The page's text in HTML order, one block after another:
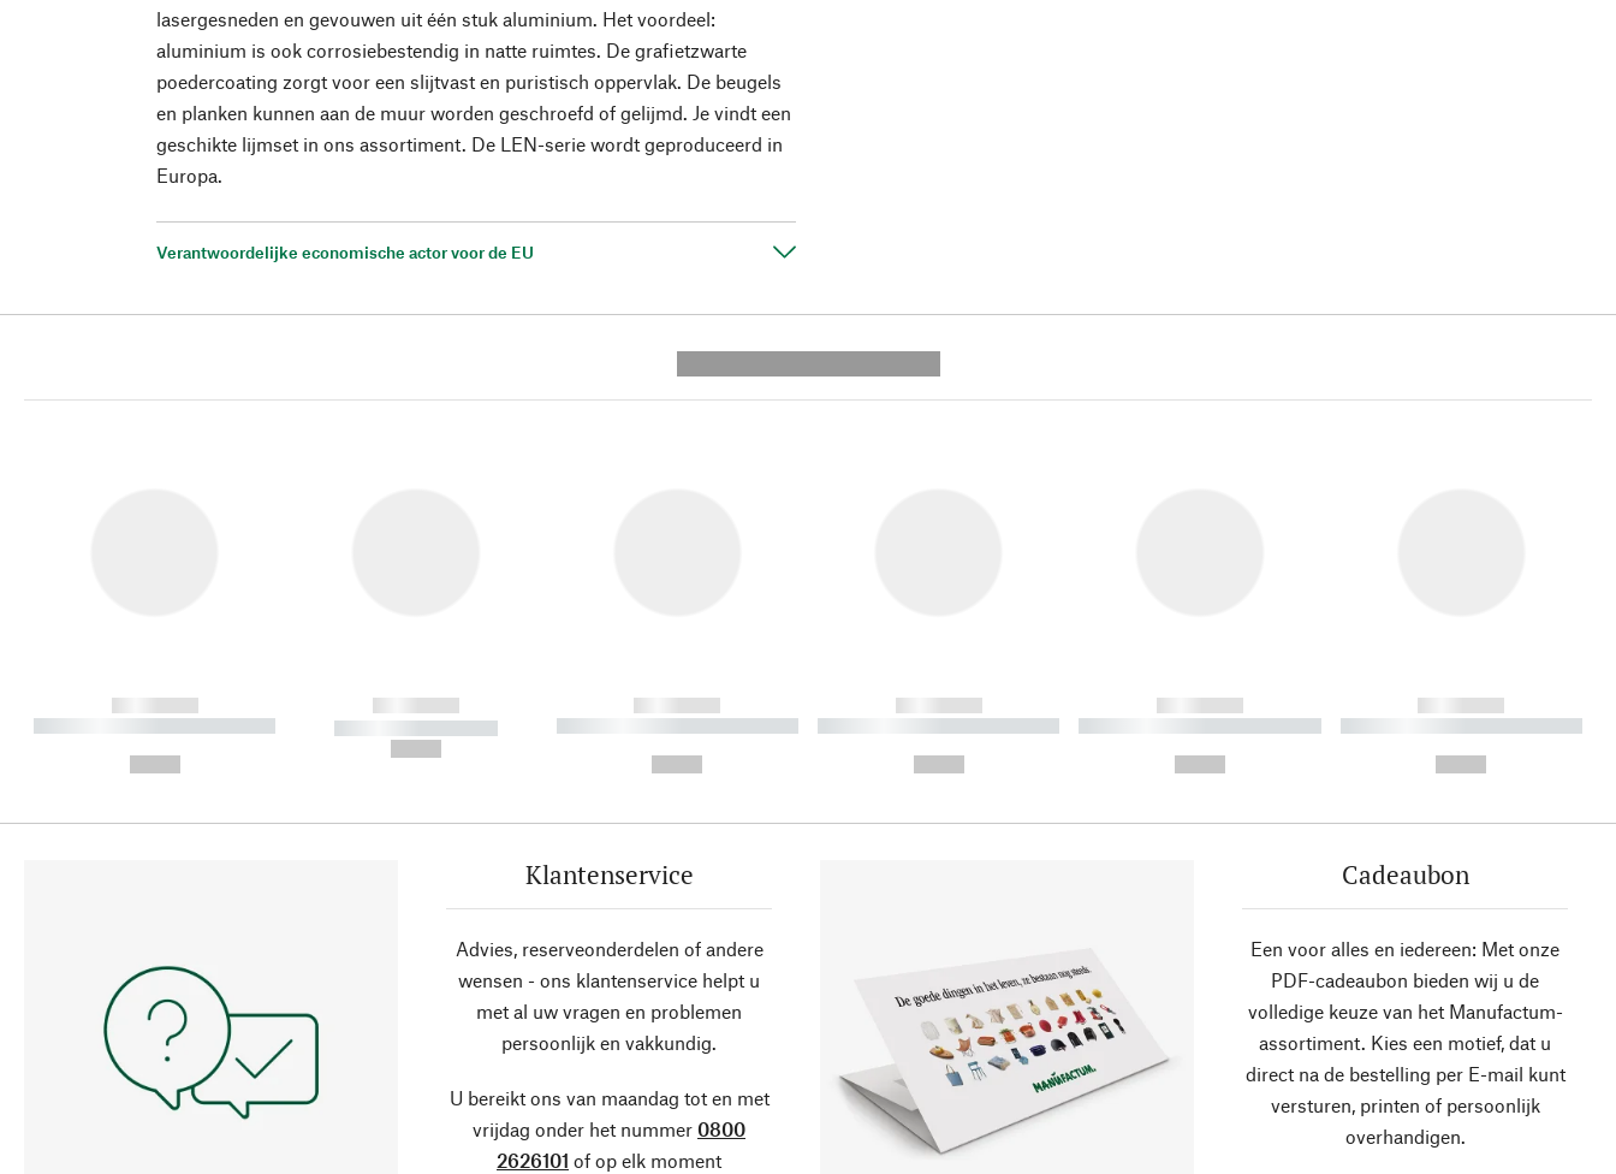
lasergesneden en gevouwen uit één stuk aluminium. Het voordeel:
aluminium is ook corrosiebestendig in natte ruimtes. De grafietzwarte
poedercoating zorgt voor een slijtvast en puristisch oppervlak. De beugels
en planken kunnen aan de muur worden geschroefd of gelijmd. Je vindt een
geschikte lijmset in ons assortiment. De LEN-serie wordt geproduceerd in
Europa.
Verantwoordelijke economische actor voor de EU
------------
----------- ----------- ----------
------------
----------- -----------
------------
----------- ----------- ----------
------------
----------- ----------- ----------
------------
----------- ----------- ----------
------------
----------- ----------- ----------
Klantenservice
Advies, reserveonderdelen of andere
wensen - ons klantenservice helpt u
met al uw vragen en problemen
persoonlijk en vakkundig.
U bereikt ons van maandag tot en met
vrijdag onder het nummer 0800
2626101 of op elk moment
Cadeaubon
Een voor alles en iedereen: Met onze
PDF-cadeaubon bieden wij u de
volledige keuze van het Manufactum-
assortiment. Kies een motief, dat u
direct na de bestelling per E-mail kunt
versturen, printen of persoonlijk
overhandigen.